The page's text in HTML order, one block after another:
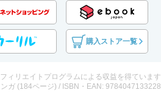
購入ストア一覧
ィリエイトプログラムによる収益を得ています
ガ (184ページ) / ISBN・EAN: 9784047133228